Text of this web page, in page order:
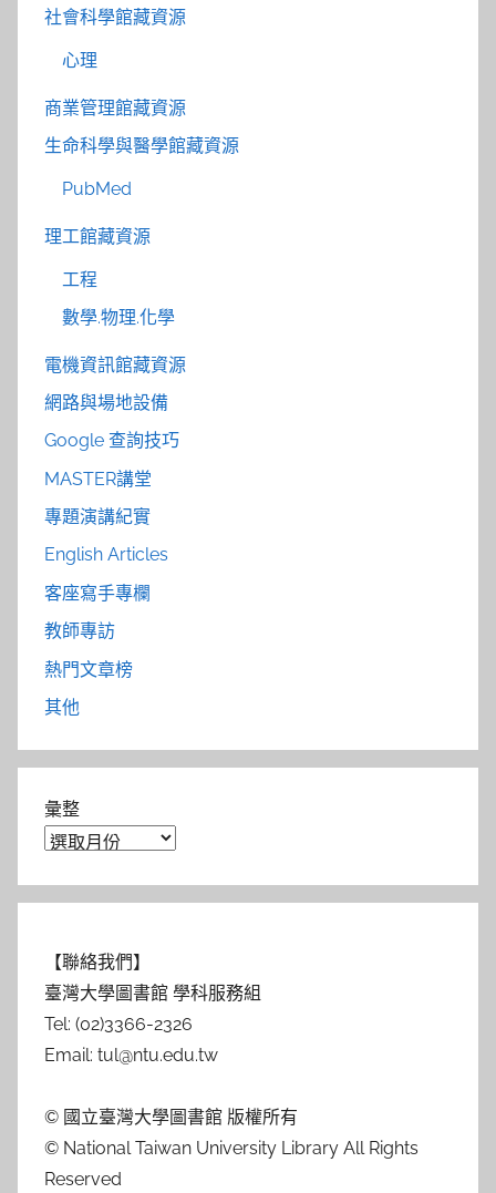
社會科學館藏資源
心理
商業管理館藏資源
生命科學與醫學館藏資源
PubMed
理工館藏資源
工程
數學.物理.化學
電機資訊館藏資源
網路與場地設備
Google 查詢技巧
MASTER講堂
專題演講紀實
English Articles
客座寫手專欄
教師專訪
熱門文章榜
其他
彙整
【聯絡我們】
臺灣大學圖書館 學科服務組
Tel: (02)3366-2326
Email: tul@ntu.edu.tw
© 國立臺灣大學圖書館 版權所有
© National Taiwan University Library All Rights
Reserved